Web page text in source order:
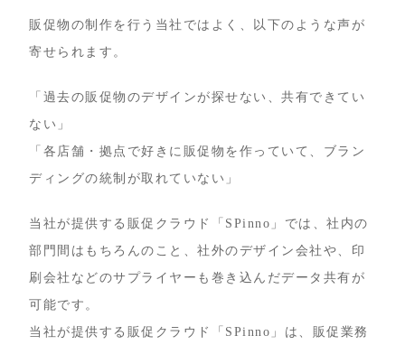
販促物の制作を行う当社ではよく、以下のような声が
寄せられます。
「過去の販促物のデザインが探せない、共有できてい
ない」
「各店舗・拠点で好きに販促物を作っていて、ブラン
ディングの統制が取れていない」
当社が提供する販促クラウド「SPinno」では、社内の
部門間はもちろんのこと、社外のデザイン会社や、印
刷会社などのサプライヤーも巻き込んだデータ共有が
可能です。
当社が提供する販促クラウド「SPinno」は、販促業務